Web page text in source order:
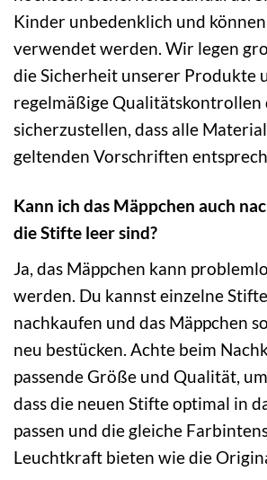
Kinder unbedenklich und
verwendet werden. Wir legen
die Sicherheit unserer Produkte
regelmäßige Qualitätskontrollen
sicherzustellen, dass alle
geltenden Vorschriften
Kann ich das Mäppchen auch
die Stifte leer sind?
Ja, das Mäppchen kann
werden. Du kannst einzelne
nachkaufen und das Mäppchen
neu bestücken. Achte beim
passende Größe und Qualität,
dass die neuen Stifte optimal in
passen und die gleiche
Leuchtkraft bieten wie die